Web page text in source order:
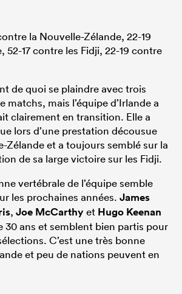
la Nouvelle-Zélande, 22-19
52-17 contre les Fidji, 22-19 contre
de quoi se plaindre avec trois
matchs, mais l’équipe d’Irlande a
clairement en transition. Elle a
lors d’une prestation décousue
Zélande et a toujours semblé sur la
de sa large victoire sur les Fidji.
vertébrale de l’équipe semble
les prochaines années. James
, Joe McCarthyet Hugo Keenan
30 ans et semblent bien partis pour
C’est une très bonne
et peu de nations peuvent en